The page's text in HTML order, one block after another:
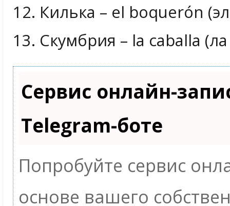
12. Килька – el boquerón
13. Скумбрия – la caballa
Сервис онлайн-
Telegram-боте
Попробуйте сервис
основе вашего